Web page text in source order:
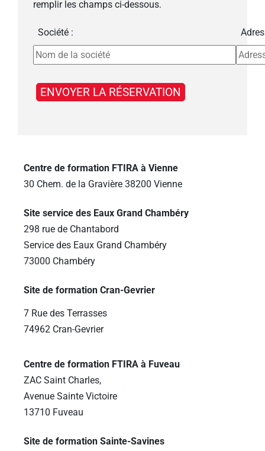
remplir les champs ci-dessous.
Société :
Centre de formation FTIRA à Vienne
30 Chem. de la Gravière 38200 Vienne
Site service des Eaux Grand Chambéry
298 rue de Chantabord
Service des Eaux Grand Chambéry
73000 Chambéry
Site de formation Cran-Gevrier
7 Rue des Terrasses
74962 Cran-Gevrier
Centre de formation FTIRA à Fuveau
ZAC Saint Charles,
Avenue Sainte Victoire
13710 Fuveau
Site de formation Sainte-Savines